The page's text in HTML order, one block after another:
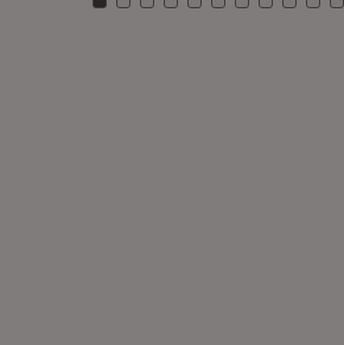
Zu Kachel: 0
Zu Kachel: 1
Zu Kachel: 2
Zu Kachel: 3
Zu Kachel: 4
Zu Kachel: 5
ZuZuZuZu